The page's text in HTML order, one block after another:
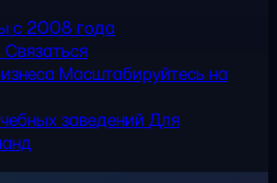
с 2008 года
Связаться
Масштабируйтесь на
заведений Для